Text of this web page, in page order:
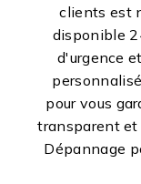
clients est
disponible
d'urgence
pour vous
transparent et
Dépannage